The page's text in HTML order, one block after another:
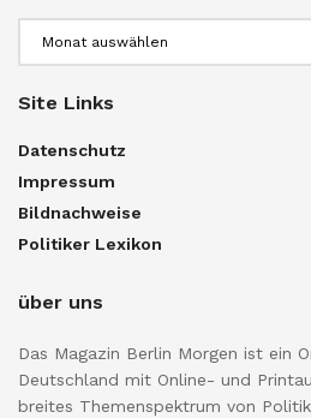
Site Links
Datenschutz
Impressum
Bildnachweise
Politiker Lexikon
über uns
Das Magazin Berlin Morgen ist ein
Deutschland mit Online- und
breites Themenspektrum von